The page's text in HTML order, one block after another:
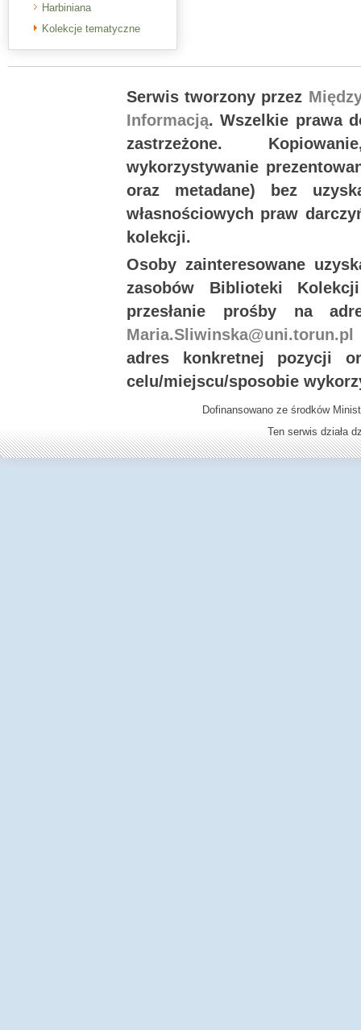
Harbiniana
Kolekcje tematyczne
Serwis tworzony przez
Informacją. Wszelkie prawa
zastrzeżone.
wykorzystywanie
oraz metadane) bez
własnościowych praw
kolekcji.
Osoby zainteresowane
zasobów Biblioteki
przesłanie prośby na
Maria.Sliwinska@uni.torun.pl
adres konkretnej pozycji
celu/miejscu/sposobie
Dofinansowano ze środków
Ten serwis działa